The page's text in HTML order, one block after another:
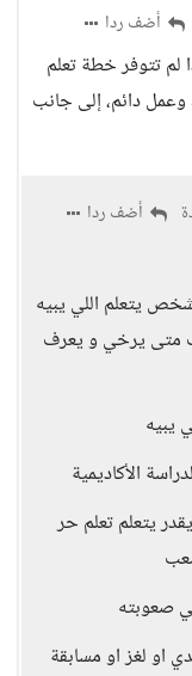
أضف ردا
لم تتوفر خطة تعلم
دائم، إلى جانب
أضف ردا
يتعلم اللي يبيه
متى يرخي و يعرف
يبيه
الأكاديمية
يتعلم تعلم حر
صعوبته
او لغز او مسابقة